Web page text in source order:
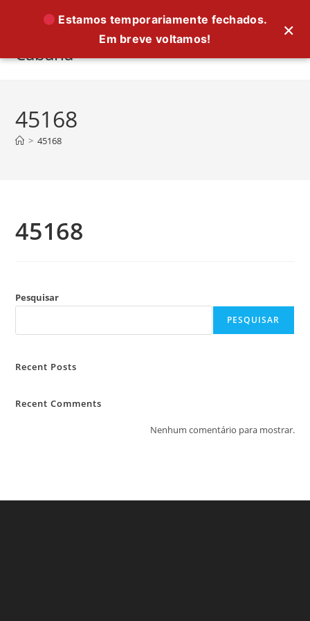
conteúdo
Cabana
45168
> 45168
45168
Pesquisar
PESQUISAR
Recent Posts
Recent Comments
Nenhum comentário para mostrar.
×
Estamos temporariamente fechados.
Em breve voltamos!